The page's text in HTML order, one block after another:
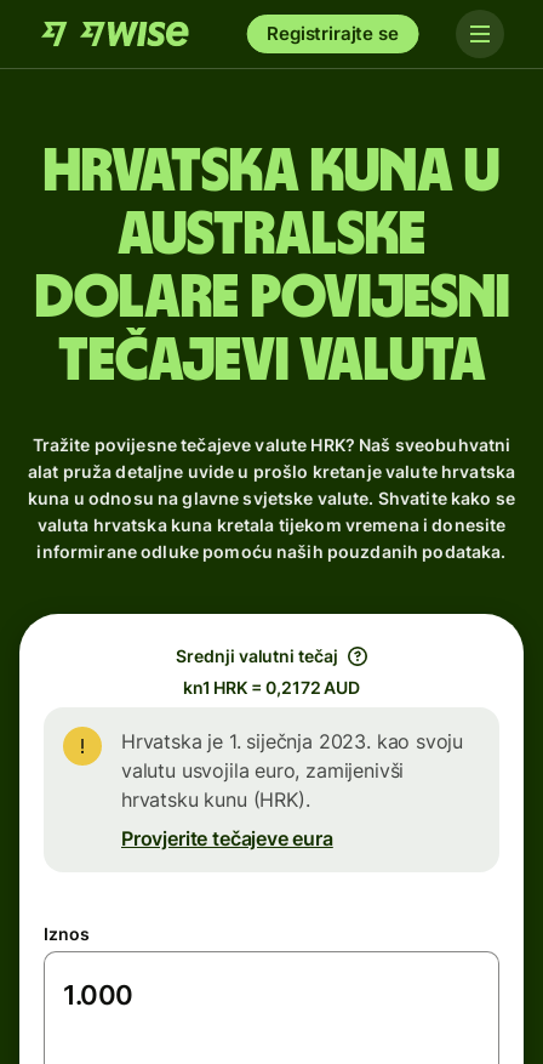
Registrirajte se
hrvatska kuna u
australske
dolare Povijesni
tečajevi valuta
Tražite povijesne tečajeve valute HRK? Naš sveobuhvatni
alat pruža detaljne uvide u prošlo kretanje valute hrvatska
kuna u odnosu na glavne svjetske valute. Shvatite kako se
valuta hrvatska kuna kretala tijekom vremena i donesite
informirane odluke pomoću naših pouzdanih podataka.
Srednji valutni tečaj
kn1 HRK = 0,2172 AUD
Hrvatska je 1. siječnja 2023. kao svoju
valutu usvojila euro, zamijenivši
hrvatsku kunu (HRK).
Provjerite tečajeve eura
Iznos